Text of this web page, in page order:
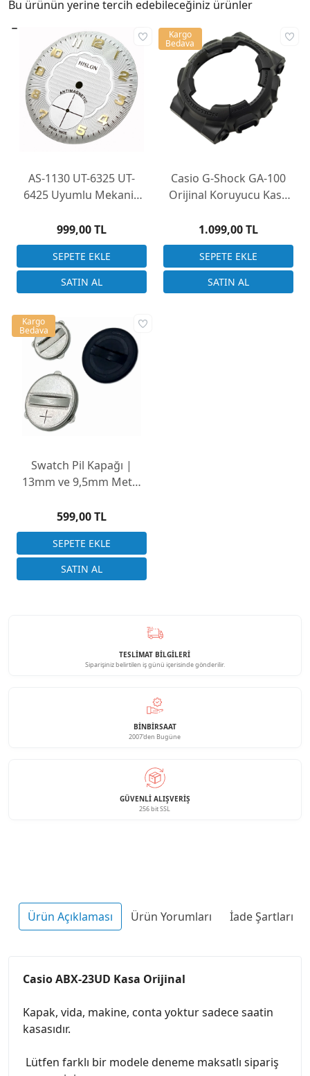
Bu ürünün yerine tercih edebileceğiniz ürünler
AS-1130 UT-6325 UT-
6425 Uyumlu Mekanik
999,00 TL
Casio G-Shock GA-100
Orijinal Koruyucu Kasa
1.099,00 TL
Kargo
Bedava
Swatch Pil Kapağı |
13mm ve 9,5mm Metal
599,00 TL
Kargo
Bedava
TESLİMAT BİLGİLERİ
Siparişiniz belirtilen iş günü içerisinde gönderilir.
BINBIRSAAT
2007'den Bugüne
GÜVENLI ALIŞVERIŞ
256 bit SSL
Ürün Açıklaması Ürün Yorumları İade Şartları
Casio ABX-23UD Kasa Orijinal
Kapak, vida, makine, conta yoktur sadece saatin
kasasıdır.
Lütfen farklı bir modele deneme maksatlı sipariş